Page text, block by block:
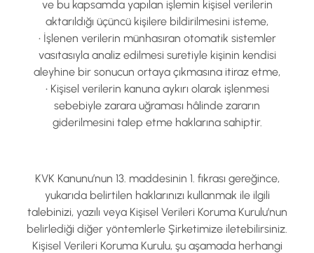
ve bu kapsamda yapılan işlemin kişisel verilerin
aktarıldığı üçüncü kişilere bildirilmesini isteme,
• İşlenen verilerin münhasıran otomatik sistemler
vasıtasıyla analiz edilmesi suretiyle kişinin kendisi
aleyhine bir sonucun ortaya çıkmasına itiraz etme,
• Kişisel verilerin kanuna aykırı olarak işlenmesi
sebebiyle zarara uğraması hâlinde zararın
giderilmesini talep etme haklarına sahiptir.
KVK Kanunu’nun 13. maddesinin 1. fıkrası gereğince,
yukarıda belirtilen haklarınızı kullanmak ile ilgili
talebinizi, yazılı veya Kişisel Verileri Koruma Kurulu’nun
belirlediği diğer yöntemlerle Şirketimize iletebilirsiniz.
Kişisel Verileri Koruma Kurulu, şu aşamada herhangi